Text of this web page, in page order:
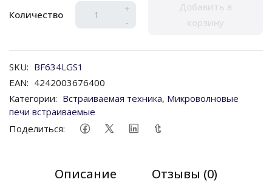
Количество
+
-
Добавить в
корзину
SKU: BF634LGS1
EAN: 4242003676400
Категории: Встраиваемая техника, Микроволновые
печи встраиваемые
Поделиться:
Описание Отзывы (0)